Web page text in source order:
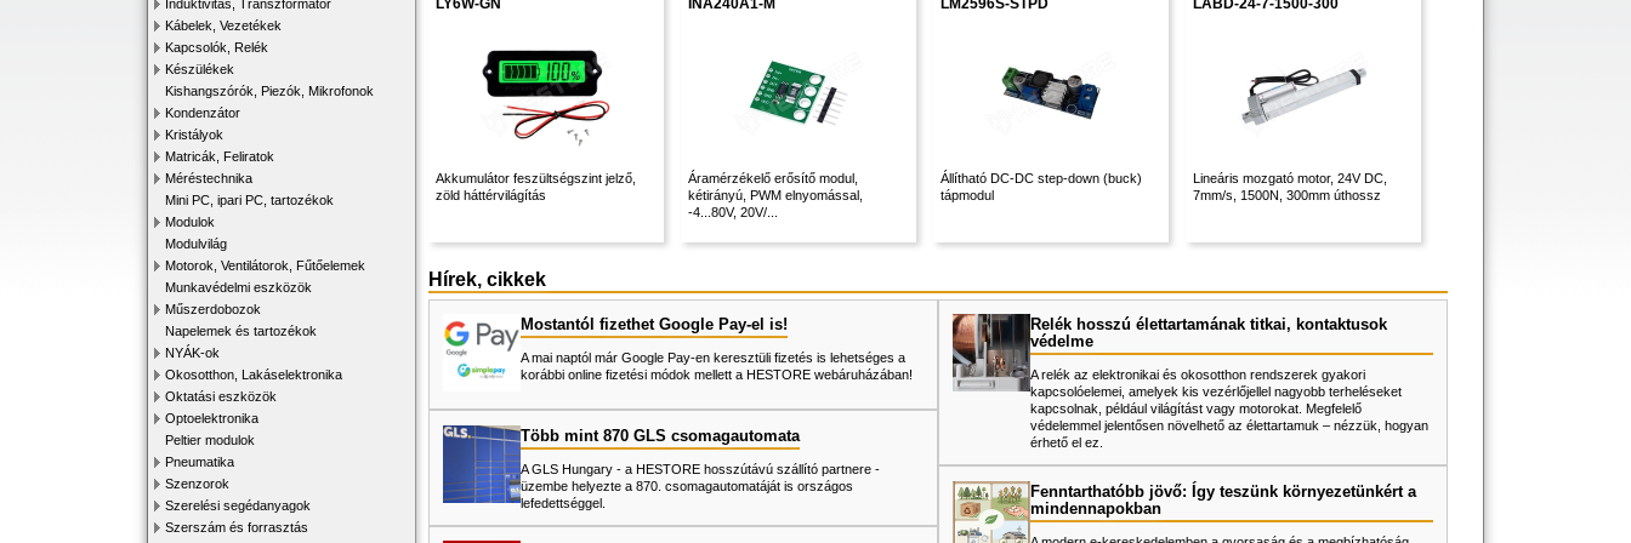
Induktivitás, Transzformátor
Kábelek, Vezetékek
Kapcsolók, Relék
Készülékek
Kishangszórók, Piezók, Mikrofonok
Kondenzátor
Kristályok
Matricák, Feliratok
Méréstechnika
Mini PC, ipari PC, tartozékok
Modulok
Modulvilág
Motorok, Ventilátorok, Fűtőelemek
Munkavédelmi eszközök
Műszerdobozok
Napelemek és tartozékok
NYÁK-ok
Okosotthon, Lakáselektronika
Oktatási eszközök
Optoelektronika
Peltier modulok
Pneumatika
Szenzorok
Szerelési segédanyagok
Szerszám és forrasztás
LY6W-GN
Akkumulátor feszültségszint jelző,
zöld háttérvilágítás
INA240A1-M
Áramérzékelő erősítő modul,
kétirányú, PWM elnyomással,
-4...80V, 20V/...
LM2596S-STPD
Állítható DC-DC step-down (buck)
tápmodul
LABD-24-7-1500-300
Lineáris mozgató motor, 24V DC,
7mm/s, 1500N, 300mm úthossz
Hírek, cikkek
Mostantól fizethet Google Pay-el is!
A mai naptól már Google Pay-en keresztüli fizetés is lehetséges a
korábbi online fizetési módok mellett a HESTORE webáruházában!
Több mint 870 GLS csomagautomata
A GLS Hungary - a HESTORE hosszútávú szállító partnere -
üzembe helyezte a 870. csomagautomatáját is országos
lefedettséggel.
Relék hosszú élettartamának titkai, kontaktusok
védelme
A relék az elektronikai és okosotthon rendszerek gyakori
kapcsolóelemei, amelyek kis vezérlőjellel nagyobb terheléseket
kapcsolnak, például világítást vagy motorokat. Megfelelő
védelemmel jelentősen növelhető az élettartamuk – nézzük, hogyan
érhető el ez.
Fenntarthatóbb jövő: Így teszünk környezetünkért a
mindennapokban